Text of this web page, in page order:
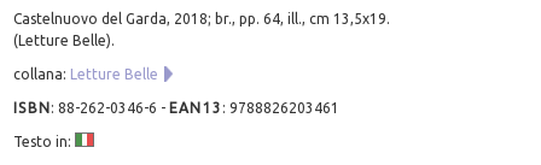
Castelnuovo del Garda, 2018; br., pp. 64, ill., cm 13,5x19.
(Letture Belle).
collana: Letture Belle
ISBN:88-262-0346-6 - EAN13 :9788826203461
Testo in: